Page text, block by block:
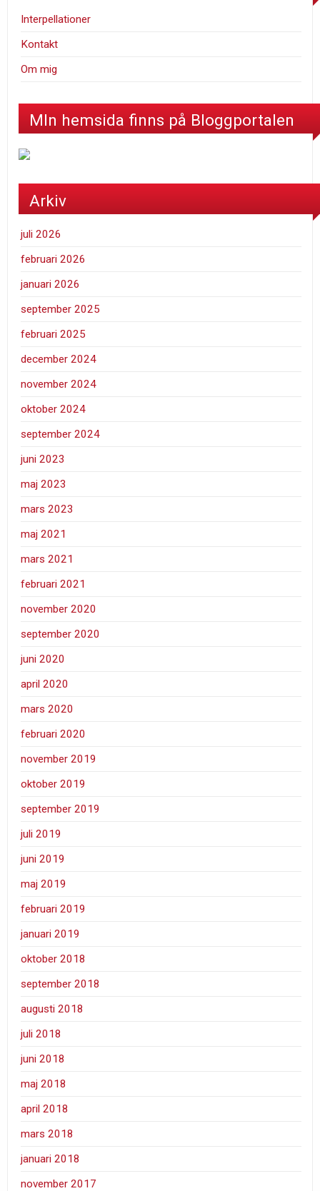
Interpellationer
Kontakt
Om mig
MIn hemsida finns på Bloggportalen
Arkiv
juli 2026
februari 2026
januari 2026
september 2025
februari 2025
december 2024
november 2024
oktober 2024
september 2024
juni 2023
maj 2023
mars 2023
maj 2021
mars 2021
februari 2021
november 2020
september 2020
juni 2020
april 2020
mars 2020
februari 2020
november 2019
oktober 2019
september 2019
juli 2019
juni 2019
maj 2019
februari 2019
januari 2019
oktober 2018
september 2018
augusti 2018
juli 2018
juni 2018
maj 2018
april 2018
mars 2018
januari 2018
november 2017